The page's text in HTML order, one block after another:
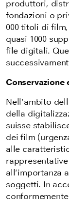
produttori,
fondazioni o
000 titoli di
quasi 1000
file digitali.
Conservazione
Nell'ambito
della
suisse
dei film
alle
all'importanza
soggetti. In